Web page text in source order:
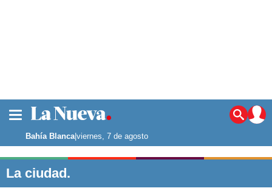
Noticias
La ciudad
Punta Alta
Bahía Blanca|viernes, 7 de agosto
La ciudad.